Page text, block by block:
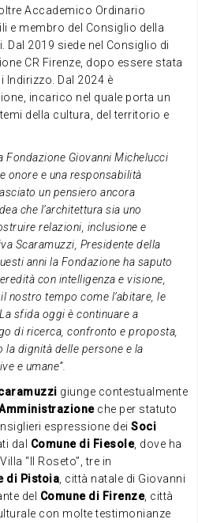
Accademico Ordinario
e membro del Consiglio della
Dal 2019 siede nel Consiglio di
CR Firenze, dopo essere stata
Indirizzo. Dal 2024 è
incarico nel quale porta un
della cultura, del territorio e
Fondazione Giovanni Michelucci
onore e una responsabilità
un pensiero ancora
che l’architettura sia uno
relazioni, inclusione e
Scaramuzzi, Presidente della
anni la Fondazione ha saputo
con intelligenza e visione,
nostro tempo come l’abitare, le
sfida oggi è continuare a
di ricerca, confronto e proposta,
la dignità delle persone e la
e umane”.
giunge contestualmente
che per statuto
espressione dei Soci
dal Comune di Fiesole, dove ha
“Il Roseto”, tre in
di Pistoia , città natale di Giovanni
del Comune di Firenze, città
con molte testimonianze